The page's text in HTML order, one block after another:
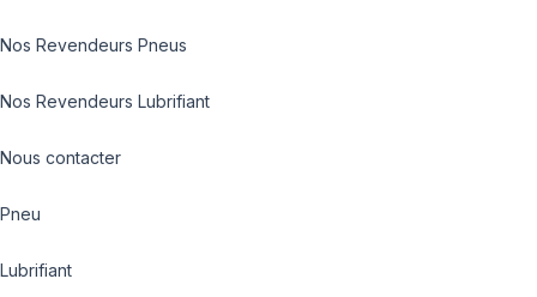
Nos Revendeurs Pneus
Nos Revendeurs Lubrifiant
Nous contacter
Pneu
Lubrifiant